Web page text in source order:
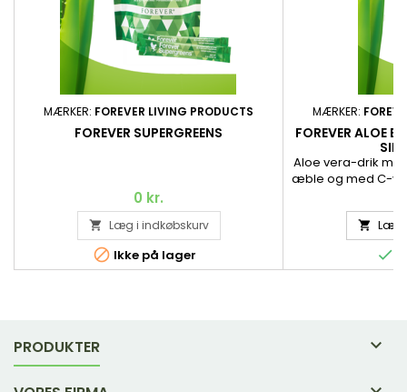
MÆRKER: FOREVER LIVING PRODUCTS
FOREVER SUPERGREENS
0 kr.
 Læg i indkøbskurv
 Ikke på lager
MÆRKER:
FOREVER ALOE
Aloe vera-drik
æble og med C-
til
Lækker version
Ligesom
 Læg

PRODUKTER 